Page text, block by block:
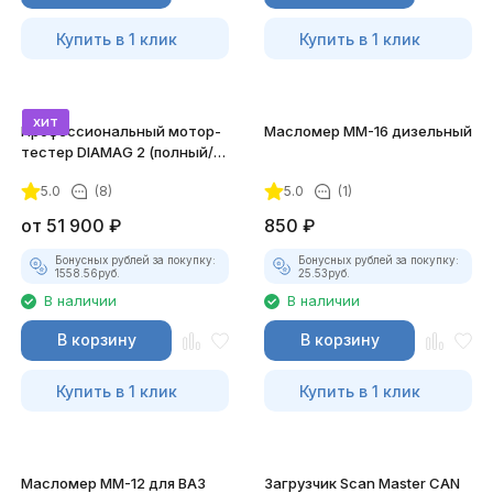
Купить в 1 клик Купить в 1 клик
хит
Профессиональный мотор-
тестер DIAMAG 2 (полный/
5.0 (8)
от 51 900 ₽
Бонусных рублей за покупку:
1558.56руб.
В наличии
В корзину
Купить в 1 клик
Масломер ММ-16 дизельный
5.0 (1)
850 ₽
Бонусных рублей за покупку:
25.53руб.
В наличии
В корзину
Купить в 1 клик
Масломер ММ-12 для ВАЗ
Загрузчик Scan Master CAN